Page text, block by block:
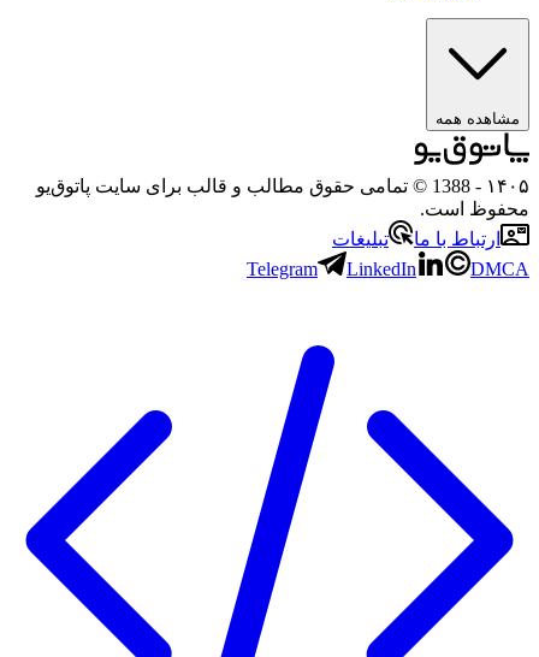
مشاهده همه
۱۴۰۵
- 1388 © تمامی حقوق مطالب و قالب برای سایت پاتوق‌یو
محفوظ است.
ارتباط با ما
تبلیغات
Telegram
LinkedIn DMCA